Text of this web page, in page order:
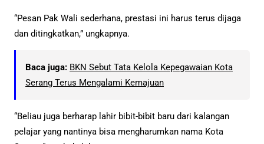
“Pesan Pak Wali sederhana, prestasi ini harus terus dijaga
dan ditingkatkan,” ungkapnya.
Baca juga: BKN Sebut Tata Kelola Kepegawaian Kota
Serang Terus Mengalami Kemajuan
“Beliau juga berharap lahir bibit-bibit baru dari kalangan
pelajar yang nantinya bisa mengharumkan nama Kota